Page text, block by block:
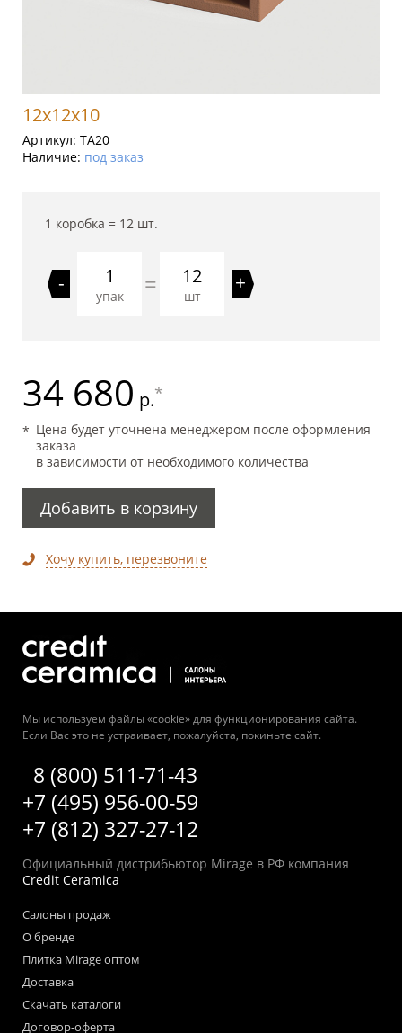
12x12x10
Артикул: TA20
Наличие: под заказ
1 коробка = 12 шт.
-
упак = 12
шт
+
34 680 р.*
Цена будет уточнена менеджером после оформления
заказа
в зависимости от необходимого количества
Добавить в корзину
Хочу купить, перезвоните
Мы используем файлы «cookie» для функционирования сайта.
Если Вас это не устраивает, пожалуйста, покиньте сайт.
8 (800) 511-71-43
+7 (495) 956-00-59
+7 (812) 327-27-12
Официальный дистрибьютор Mirage в РФ компания
Credit Ceramica
Салоны продаж
О бренде
Плитка Mirage оптом
Доставка
Скачать каталоги
Договор-оферта